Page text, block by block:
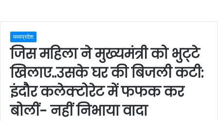
मध्यप्रदेश
जिस महिला ने मुख्यमंत्री को भुट्‌टे
खिलाए..उसके घर की बिजली कटी:
इंदौर कलेक्टोरेट में फफक कर
बोलीं- नहीं निभाया वादा